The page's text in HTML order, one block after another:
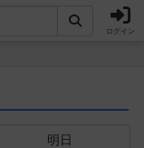
ログイン
明日